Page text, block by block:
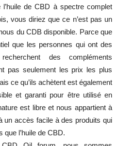
de CBD à spectre complet
vous diriez que ce n’est pas un
du CDB disponible. Parce que
que les personnes qui ont des
des compléments
pas seulement les prix les plus
ce qu’ils achètent est également
et garanti pour être utilisé en
est libre et nous appartient à
un accès facile à des produits qui
que l’huile de CBD.